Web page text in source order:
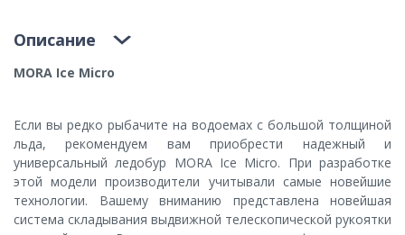
Описание
MORA Ice Micro
Если вы редко рыбачите на водоемах с большой толщиной
льда, рекомендуем вам приобрести надежный и
универсальный ледобур MORA Ice Micro. При разработке
этой модели производители учитывали самые новейшие
технологии. Вашему вниманию представлена новейшая
система складывания выдвижной телескопической рукоятки